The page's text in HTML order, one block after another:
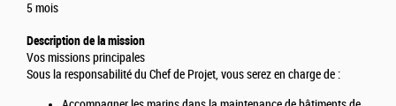
5 mois
Description de la mission
Vos missions principales
Sous la responsabilité du Chef de Projet, vous serez en charge de :